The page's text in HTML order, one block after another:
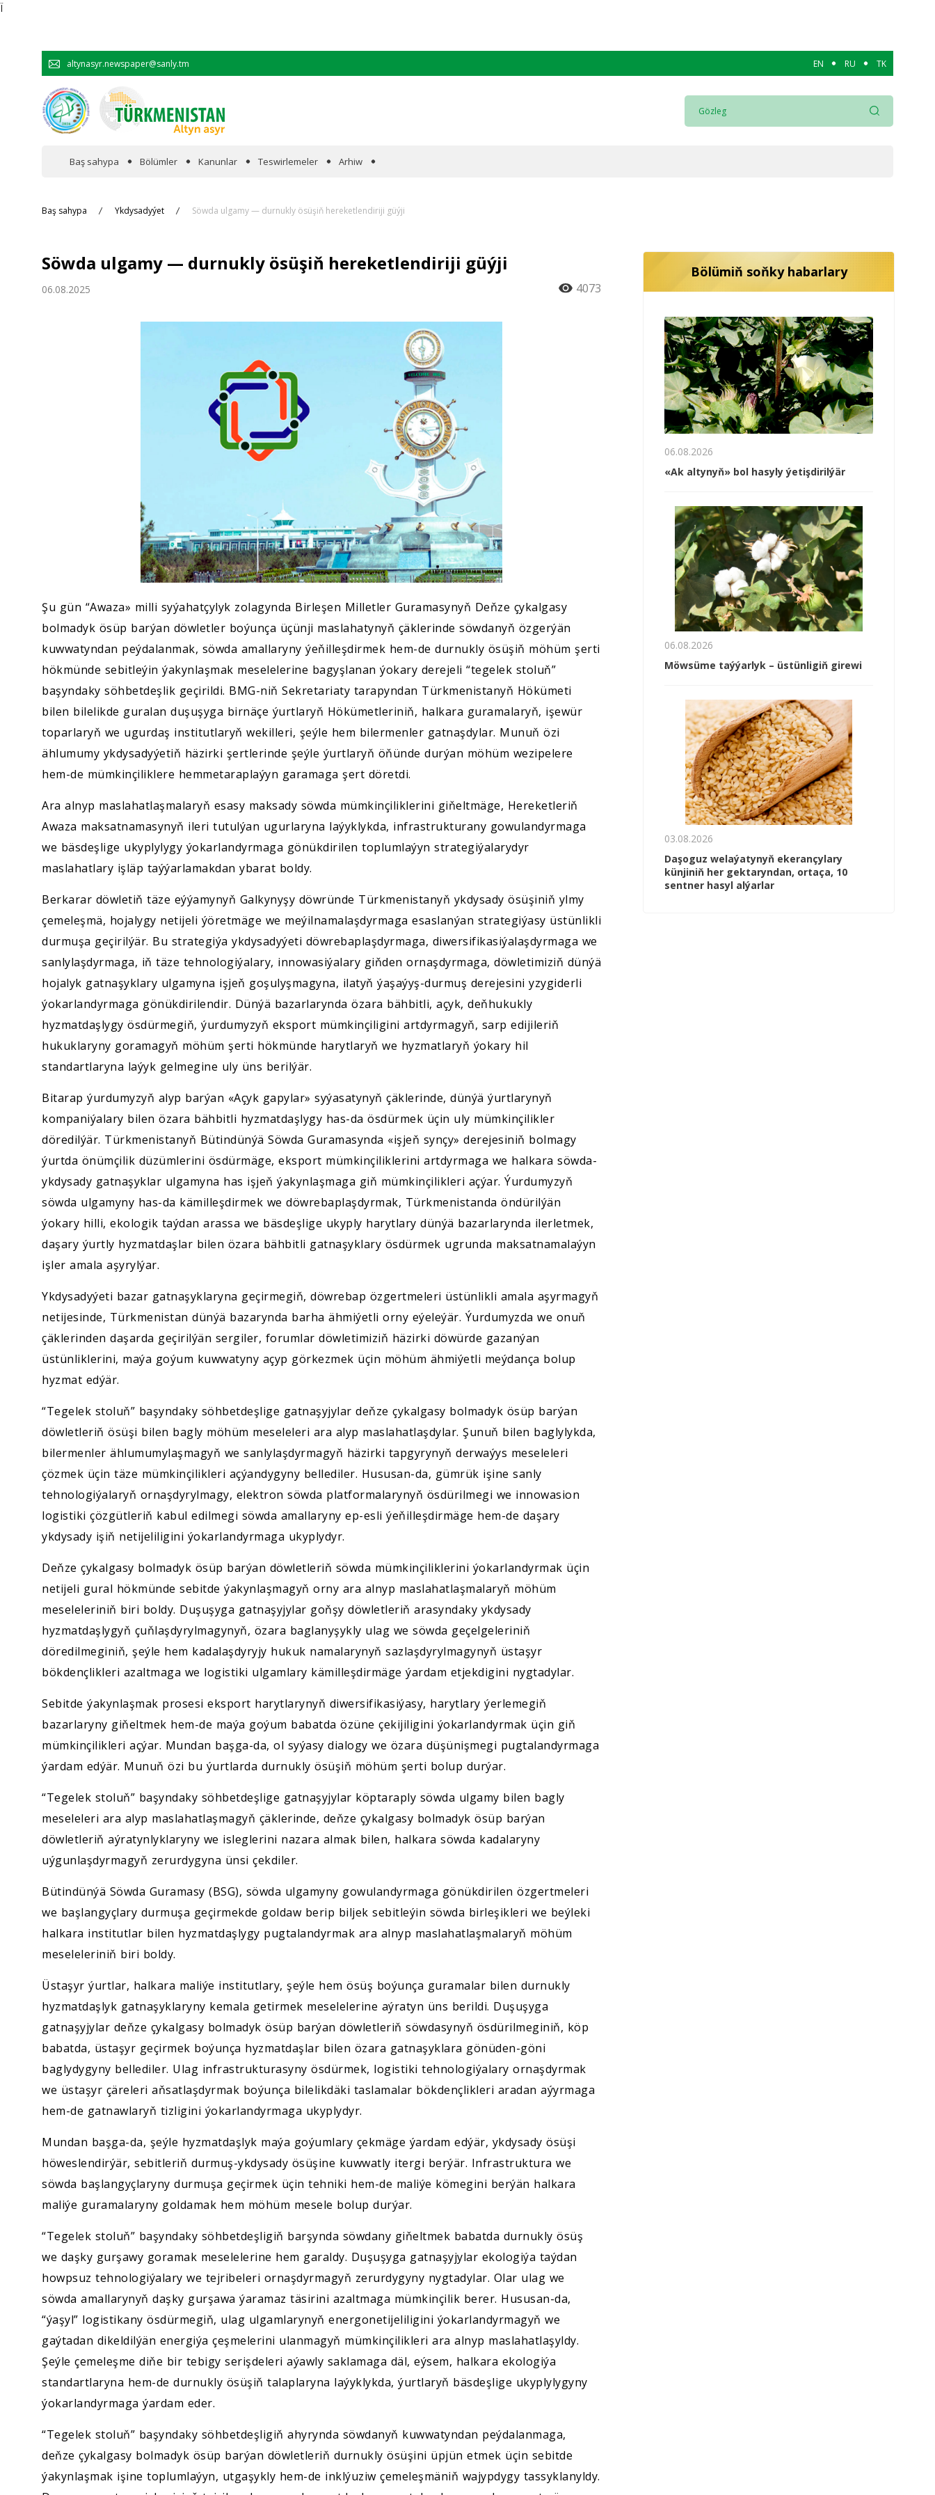
Ï
altynasyr.newspaper@sanly.tm EN RU TK
Baş sahypa Bölümler Kanunlar Teswirlemeler Arhiw
Baş sahypa Ykdysadyýet Söwda ulgamy — durnukly ösüşiň hereketlendiriji güýji
Söwda ulgamy — durnukly ösüşiň hereketlendiriji güýji
06.08.2025 4073
Şu gün “Awaza» milli syýahatçylyk zolagynda Birleşen Milletler Guramasynyň Deňze çykalgasy
bolmadyk ösüp barýan döwletler boýunça üçünji maslahatynyň çäklerinde söwdanyň özgerýän
kuwwatyndan peýdalanmak, söwda amallaryny ýeňilleşdirmek hem-de durnukly ösüşiň möhüm şerti
hökmünde sebitleýin ýakynlaşmak meselelerine bagyşlanan ýokary derejeli “tegelek stoluň”
başyndaky söhbetdeşlik geçirildi. BMG-niň Sekretariaty tarapyndan Türkmenistanyň Hökümeti
bilen bilelikde guralan duşuşyga birnäçe ýurtlaryň Hökümetleriniň, halkara guramalaryň, işewür
toparlaryň we ugurdaş institutlaryň wekilleri, şeýle hem bilermenler gatnaşdylar. Munuň özi
ählumumy ykdysadyýetiň häzirki şertlerinde şeýle ýurtlaryň öňünde durýan möhüm wezipelere
hem-de mümkinçiliklere hemmetaraplaýyn garamaga şert döretdi.
Ara alnyp maslahatlaşmalaryň esasy maksady söwda mümkinçiliklerini giňeltmäge, Hereketleriň
Awaza maksatnamasynyň ileri tutulýan ugurlaryna laýyklykda, infrastrukturany gowulandyrmaga
we bäsdeşlige ukyplylygy ýokarlandyrmaga gönükdirilen toplumlaýyn strategiýalarydyr
maslahatlary işläp taýýarlamakdan ybarat boldy.
Berkarar döwletiň täze eýýamynyň Galkynyşy döwründe Türkmenistanyň ykdysady ösüşiniň ylmy
çemeleşmä, hojalygy netijeli ýöretmäge we meýilnamalaşdyrmaga esaslanýan strategiýasy üstünlikli
durmuşa geçirilýär. Bu strategiýa ykdysadyýeti döwrebaplaşdyrmaga, diwersifikasiýalaşdyrmaga we
sanlylaşdyrmaga, iň täze tehnologiýalary, innowasiýalary giňden ornaşdyrmaga, döwletimiziň dünýä
hojalyk gatnaşyklary ulgamyna işjeň goşulyşmagyna, ilatyň ýaşaýyş-durmuş derejesini yzygiderli
ýokarlandyrmaga gönükdirilendir. Dünýä bazarlarynda özara bähbitli, açyk, deňhukukly
hyzmatdaşlygy ösdürmegiň, ýurdumyzyň eksport mümkinçiligini artdyrmagyň, sarp edijileriň
hukuklaryny goramagyň möhüm şerti hökmünde harytlaryň we hyzmatlaryň ýokary hil
standartlaryna laýyk gelmegine uly üns berilýär.
Bitarap ýurdumyzyň alyp barýan «Açyk gapylar» syýasatynyň çäklerinde, dünýä ýurtlarynyň
kompaniýalary bilen özara bähbitli hyzmatdaşlygy has-da ösdürmek üçin uly mümkinçilikler
döredilýär. Türkmenistanyň Bütindünýä Söwda Guramasynda «işjeň synçy» derejesiniň bolmagy
ýurtda önümçilik düzümlerini ösdürmäge, eksport mümkinçiliklerini artdyrmaga we halkara söwda-
ykdysady gatnaşyklar ulgamyna has işjeň ýakynlaşmaga giň mümkinçilikleri açýar. Ýurdumyzyň
söwda ulgamyny has-da kämilleşdirmek we döwrebaplaşdyrmak, Türkmenistanda öndürilýän
ýokary hilli, ekologik taýdan arassa we bäsdeşlige ukyply harytlary dünýä bazarlarynda ilerletmek,
daşary ýurtly hyzmatdaşlar bilen özara bähbitli gatnaşyklary ösdürmek ugrunda maksatnamalaýyn
işler amala aşyrylýar.
Ykdysadyýeti bazar gatnaşyklaryna geçirmegiň, döwrebap özgertmeleri üstünlikli amala aşyrmagyň
netijesinde, Türkmenistan dünýä bazarynda barha ähmiýetli orny eýeleýär. Ýurdumyzda we onuň
çäklerinden daşarda geçirilýän sergiler, forumlar döwletimiziň häzirki döwürde gazanýan
üstünliklerini, maýa goýum kuwwatyny açyp görkezmek üçin möhüm ähmiýetli meýdança bolup
hyzmat edýär.
“Tegelek stoluň” başyndaky söhbetdeşlige gatnaşyjylar deňze çykalgasy bolmadyk ösüp barýan
döwletleriň ösüşi bilen bagly möhüm meseleleri ara alyp maslahatlaşdylar. Şunuň bilen baglylykda,
bilermenler ählumumylaşmagyň we sanlylaşdyrmagyň häzirki tapgyrynyň derwaýys meseleleri
çözmek üçin täze mümkinçilikleri açýandygyny bellediler. Hususan-da, gümrük işine sanly
tehnologiýalaryň ornaşdyrylmagy, elektron söwda platformalarynyň ösdürilmegi we innowasion
logistiki çözgütleriň kabul edilmegi söwda amallaryny ep-esli ýeňilleşdirmäge hem-de daşary
ykdysady işiň netijeliligini ýokarlandyrmaga ukyplydyr.
Deňze çykalgasy bolmadyk ösüp barýan döwletleriň söwda mümkinçiliklerini ýokarlandyrmak üçin
netijeli gural hökmünde sebitde ýakynlaşmagyň orny ara alnyp maslahatlaşmalaryň möhüm
meseleleriniň biri boldy. Duşuşyga gatnaşyjylar goňşy döwletleriň arasyndaky ykdysady
hyzmatdaşlygyň çuňlaşdyrylmagynyň, özara baglanyşykly ulag we söwda geçelgeleriniň
döredilmeginiň, şeýle hem kadalaşdyryjy hukuk namalarynyň sazlaşdyrylmagynyň üstaşyr
bökdençlikleri azaltmaga we logistiki ulgamlary kämilleşdirmäge ýardam etjekdigini nygtadylar.
Sebitde ýakynlaşmak prosesi eksport harytlarynyň diwersifikasiýasy, harytlary ýerlemegiň
bazarlaryny giňeltmek hem-de maýa goýum babatda özüne çekijiligini ýokarlandyrmak üçin giň
mümkinçilikleri açýar. Mundan başga-da, ol syýasy dialogy we özara düşünişmegi pugtalandyrmaga
ýardam edýär. Munuň özi bu ýurtlarda durnukly ösüşiň möhüm şerti bolup durýar.
“Tegelek stoluň” başyndaky söhbetdeşlige gatnaşyjylar köptaraply söwda ulgamy bilen bagly
meseleleri ara alyp maslahatlaşmagyň çäklerinde, deňze çykalgasy bolmadyk ösüp barýan
döwletleriň aýratynlyklaryny we isleglerini nazara almak bilen, halkara söwda kadalaryny
uýgunlaşdyrmagyň zerurdygyna ünsi çekdiler.
Bütindünýä Söwda Guramasy (BSG), söwda ulgamyny gowulandyrmaga gönükdirilen özgertmeleri
we başlangyçlary durmuşa geçirmekde goldaw berip biljek sebitleýin söwda birleşikleri we beýleki
halkara institutlar bilen hyzmatdaşlygy pugtalandyrmak ara alnyp maslahatlaşmalaryň möhüm
meseleleriniň biri boldy.
Üstaşyr ýurtlar, halkara maliýe institutlary, şeýle hem ösüş boýunça guramalar bilen durnukly
hyzmatdaşlyk gatnaşyklaryny kemala getirmek meselelerine aýratyn üns berildi. Duşuşyga
gatnaşyjylar deňze çykalgasy bolmadyk ösüp barýan döwletleriň söwdasynyň ösdürilmeginiň, köp
babatda, üstaşyr geçirmek boýunça hyzmatdaşlar bilen özara gatnaşyklara gönüden-göni
baglydygyny bellediler. Ulag infrastrukturasyny ösdürmek, logistiki tehnologiýalary ornaşdyrmak
we üstaşyr çäreleri aňsatlaşdyrmak boýunça bilelikdäki taslamalar bökdençlikleri aradan aýyrmaga
hem-de gatnawlaryň tizligini ýokarlandyrmaga ukyplydyr.
Mundan başga-da, şeýle hyzmatdaşlyk maýa goýumlary çekmäge ýardam edýär, ykdysady ösüşi
höweslendirýär, sebitleriň durmuş-ykdysady ösüşine kuwwatly itergi berýär. Infrastruktura we
söwda başlangyçlaryny durmuşa geçirmek üçin tehniki hem-de maliýe kömegini berýän halkara
maliýe guramalaryny goldamak hem möhüm mesele bolup durýar.
“Tegelek stoluň” başyndaky söhbetdeşligiň barşynda söwdany giňeltmek babatda durnukly ösüş
we daşky gurşawy goramak meselelerine hem garaldy. Duşuşyga gatnaşyjylar ekologiýa taýdan
howpsuz tehnologiýalary we tejribeleri ornaşdyrmagyň zerurdygyny nygtadylar. Olar ulag we
söwda amallarynyň daşky gurşawa ýaramaz täsirini azaltmaga mümkinçilik berer. Hususan-da,
“ýaşyl” logistikany ösdürmegiň, ulag ulgamlarynyň energonetijeliligini ýokarlandyrmagyň we
gaýtadan dikeldilýän energiýa çeşmelerini ulanmagyň mümkinçilikleri ara alnyp maslahatlaşyldy.
Şeýle çemeleşme diňe bir tebigy serişdeleri aýawly saklamaga däl, eýsem, halkara ekologiýa
standartlaryna hem-de durnukly ösüşiň talaplaryna laýyklykda, ýurtlaryň bäsdeşlige ukyplylygyny
ýokarlandyrmaga ýardam eder.
“Tegelek stoluň” başyndaky söhbetdeşligiň ahyrynda söwdanyň kuwwatyndan peýdalanmaga,
deňze çykalgasy bolmadyk ösüp barýan döwletleriň durnukly ösüşini üpjün etmek üçin sebitde
ýakynlaşmak işine toplumlaýyn, utgaşykly hem-de inklýuziw çemeleşmäniň wajypdygy tassyklanyldy.
Bölümiň soňky habarlary
06.08.2026
«Ak altynyň» bol hasyly ýetişdirilýär
06.08.2026
Möwsüme taýýarlyk – üstünligiň girewi
03.08.2026
Daşoguz welaýatynyň ekerançylary
künjiniň her gektaryndan, ortaça, 10
sentner hasyl alýarlar